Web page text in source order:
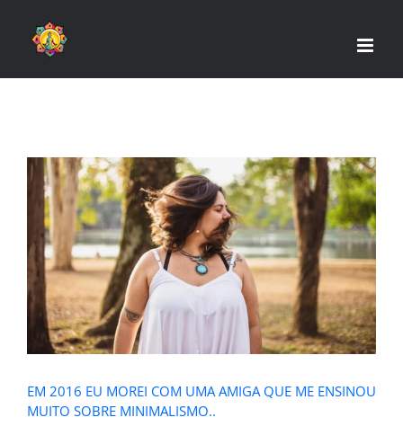
EM 2016 EU MOREI COM UMA
AMIGA QUE ME ENSINOU MUITO
SOBRE MINIMALISMO..
EM 2016 EU MOREI COM UMA AMIGA QUE ME ENSINOU
MUITO SOBRE MINIMALISMO..